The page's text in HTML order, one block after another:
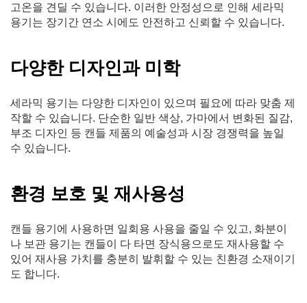
고온을 견딜 수 있습니다. 이러한 안정성으로 인해 세라믹
용기는 장기간 연소 시에도 안전하고 신뢰할 수 있습니다.
다양한 디자인과 미학
세라믹 용기는 다양한 디자인이 있으며 필요에 따라 맞춤 제
작할 수 있습니다. 단순한 일반 색상, 가마에서 변화된 질감,
부조 디자인 등 캔들 제품의 예술성과 시장 경쟁력을 높일
수 있습니다.
환경 보호 및 재사용성
캔들 용기에 사용하면 일회용 사용을 줄일 수 있고, 화분이
나 보관 용기는 캔들이 다 타면 장식용으로도 재사용할 수
있어 재사용 가치를 충분히 발휘할 수 있는 친환경 소재이기
도 합니다.